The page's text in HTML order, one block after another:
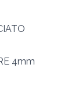
4mm